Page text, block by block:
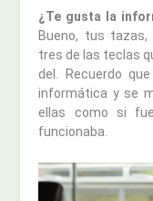
¿Te gusta la
Bueno, tus
tres de las teclas
del. Recuerdo
informática y se
ellas como si
funcionaba.